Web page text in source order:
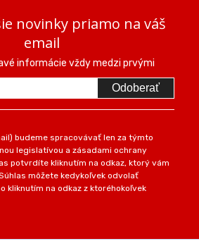
novinky priamo na váš
email
informácie vždy medzi prvými
Odoberať
budeme spracovávať len za týmto
legislatívou a zásadami ochrany
potvrdíte kliknutím na odkaz, ktorý vám
môžete kedykoľvek odvolať
kliknutím na odkaz z ktoréhokoľvek